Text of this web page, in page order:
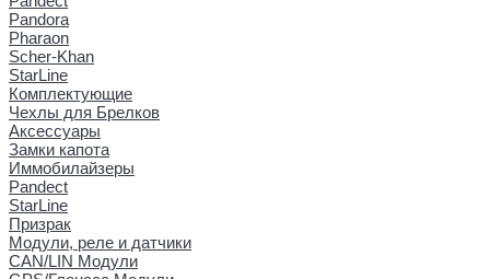
Pandora
Pharaon
Scher-Khan
StarLine
Комплектующие
Чехлы для Брелков
Аксессуары
Замки капота
Иммобилайзеры
Pandect
StarLine
Призрак
Модули, реле и датчики
CAN/LIN Модули